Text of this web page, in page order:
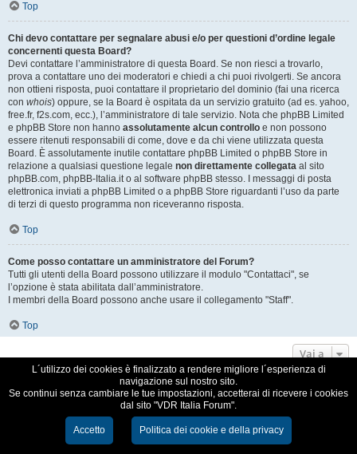
Top
Chi devo contattare per segnalare abusi e/o per questioni d’ordine legale
concernenti questa Board?
Devi contattare l’amministratore di questa Board. Se non riesci a trovarlo,
prova a contattare uno dei moderatori e chiedi a chi puoi rivolgerti. Se ancora
non ottieni risposta, puoi contattare il proprietario del dominio (fai una ricerca
con whois) oppure, se la Board è ospitata da un servizio gratuito (ad es. yahoo,
free.fr, f2s.com, ecc.), l’amministratore di tale servizio. Nota che phpBB Limited
e phpBB Store non hanno assolutamente alcun controllo e non possono
essere ritenuti responsabili di come, dove e da chi viene utilizzata questa
Board. È assolutamente inutile contattare phpBB Limited o phpBB Store in
relazione a qualsiasi questione legale non direttamente collegata al sito
phpBB.com, phpBB-Italia.it o al software phpBB stesso. I messaggi di posta
elettronica inviati a phpBB Limited o a phpBB Store riguardanti l’uso da parte
di terzi di questo programma non riceveranno risposta.
Top
Come posso contattare un amministratore del Forum?
Tutti gli utenti della Board possono utilizzare il modulo "Contattaci", se
l’opzione è stata abilitata dall’amministratore.
I membri della Board possono anche usare il collegamento "Staff".
Top
Vai a
VDR Italia, comunità italiana utilizzatori VDR
Traduzione Italiana phpBB-Italia.it
Cookie e Privacy
L´utilizzo dei cookies è finalizzato a rendere migliore l´esperienza di
navigazione sul nostro sito.
Se continui senza cambiare le tue impostazioni, accetterai di ricevere i cookies
dal sito "VDR Italia Forum".
Accetto Politica dei cookie e della privacy